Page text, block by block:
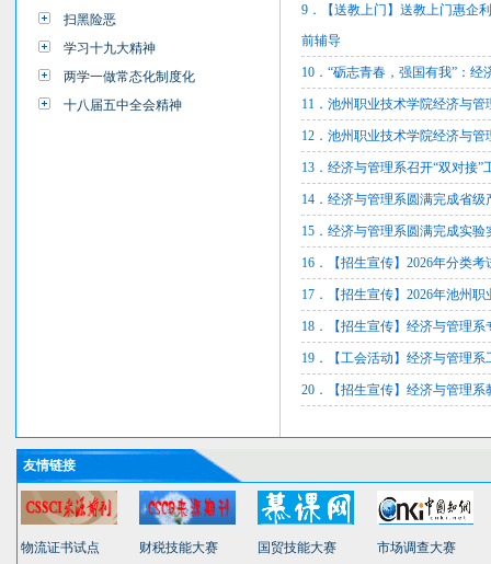
扫黑险恶
学习十九大精神
两学一做常态化制度化
十八届五中全会精神
9．【送教上门】送教上门惠企
前辅导
10．“砺志青春，强国有我”：
11．池州职业技术学院经济与
12．池州职业技术学院经济与
13．经济与管理系召开“双对接”
14．经济与管理系圆满完成省
15．经济与管理系圆满完成实
16．【招生宣传】2026年分类考
17．【招生宣传】2026年池州
18．【招生宣传】经济与管理系
19．【工会活动】经济与管理
20．【招生宣传】经济与管理
友情链接
物流证书试点 财税技能大赛 国贸技能大赛 市场调查大赛